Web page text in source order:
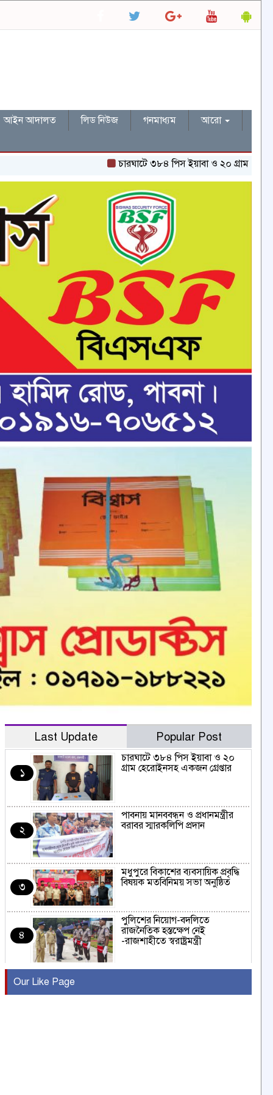
আইন আদালত লিড নিউজ গনমাধ্যম
আরো
চারঘাটে ৩৮৪ পিস ইয়াবা ও ২০ গ্রাম হেরোইনসহ একজন
Last Update Popular Post
১
চারঘাটে ৩৮৪ পিস ইয়াবা ও ২০
গ্রাম হেরোইনসহ একজন গ্রেপ্তার
২
পাবনায় মানববন্ধন ও প্রধানমন্ত্রীর
বরাবর স্মারকলিপি প্রদান
৩
মধুপুরে বিকাশের ব্যবসায়িক প্রবৃদ্ধি
বিষয়ক মতবিনিময় সভা অনুষ্ঠিত
৪
পুলিশের নিয়োগ-বদলিতে
রাজনৈতিক হস্তক্ষেপ নেই
-রাজশাহীতে স্বরাষ্ট্রমন্ত্রী
৫
Our Like Page